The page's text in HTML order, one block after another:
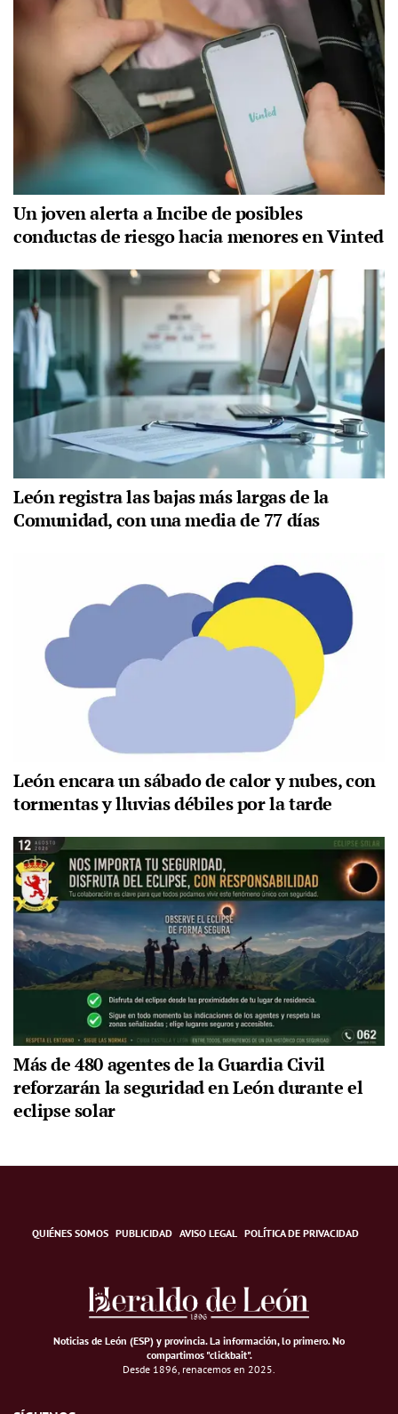
Un joven alerta a Incibe de posibles
conductas de riesgo hacia menores en Vinted
León registra las bajas más largas de la
Comunidad, con una media de 77 días
León encara un sábado de calor y nubes, con
tormentas y lluvias débiles por la tarde
Más de 480 agentes de la Guardia Civil
reforzarán la seguridad en León durante el
eclipse solar
QUIÉNES SOMOS PUBLICIDAD AVISO LEGAL POLÍTICA DE PRIVACIDAD
Noticias de León (ESP) y provincia. La información, lo primero.No
compartimos "clickbait".
Desde 1896, renacemos en 2025.